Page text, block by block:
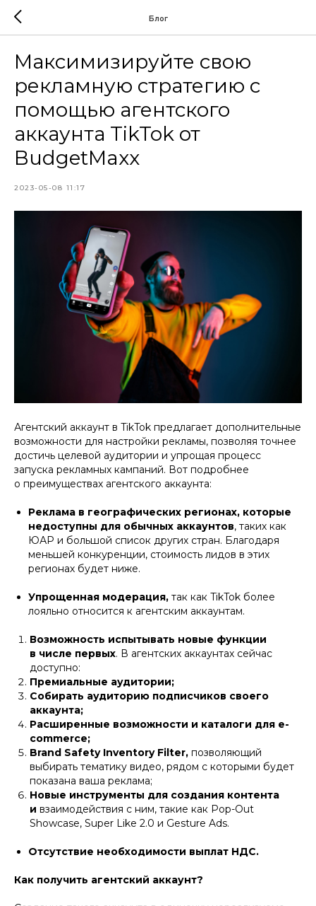
Блог
Максимизируйте свою
рекламную стратегию с
помощью агентского
аккаунта TikTok от
BudgetMaxx
2023-05-08 11:17
Агентский аккаунт в TikTok предлагает дополнительные
возможности для настройки рекламы, позволяя точнее
достичь целевой аудитории и упрощая процесс
запуска рекламных кампаний. Вот подробнее
о преимуществах агентского аккаунта:
Реклама в географических регионах, которые
недоступны для обычных аккаунтов, таких как
ЮАР и большой список других стран. Благодаря
меньшей конкуренции, стоимость лидов в этих
регионах будет ниже.
Упрощенная модерация, так как TikTok более
лояльно относится к агентским аккаунтам.
Возможность испытывать новые функции
в числе первых. В агентских аккаунтах сейчас
доступно:
Премиальные аудитории;
Собирать аудиторию подписчиков своего
аккаунта;
Расширенные возможности и каталоги для e-
commerce;
Brand Safety Inventory Filter, позволяющий
выбирать тематику видео, рядом с которыми будет
показана ваша реклама;
Новые инструменты для создания контента
и взаимодействия с ним, такие как Pop-Out
Showcase, Super Like 2.0 и Gesture Ads.
Отсутствие необходимости выплат НДС.
Как получить агентский аккаунт?